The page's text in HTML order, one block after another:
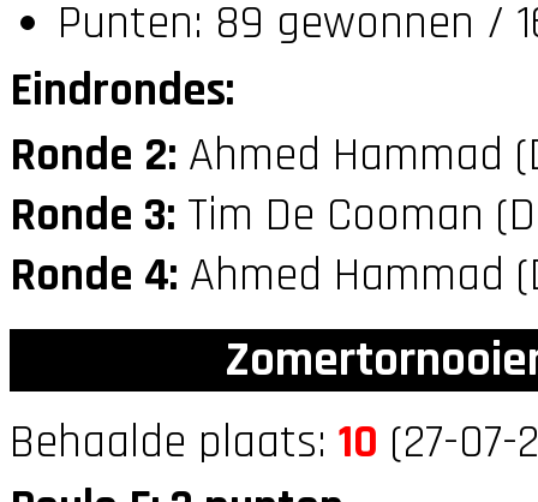
Punten: 89 gewonnen /
Eindrondes:
Ronde 2: Ahmed Hammad
Ronde 3: Tim De Cooman
Ronde 4: Ahmed Hammad
Behaalde plaats: 10 (27-07-